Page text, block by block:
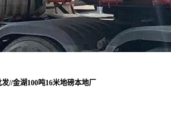
//金湖100吨16米地磅本地厂